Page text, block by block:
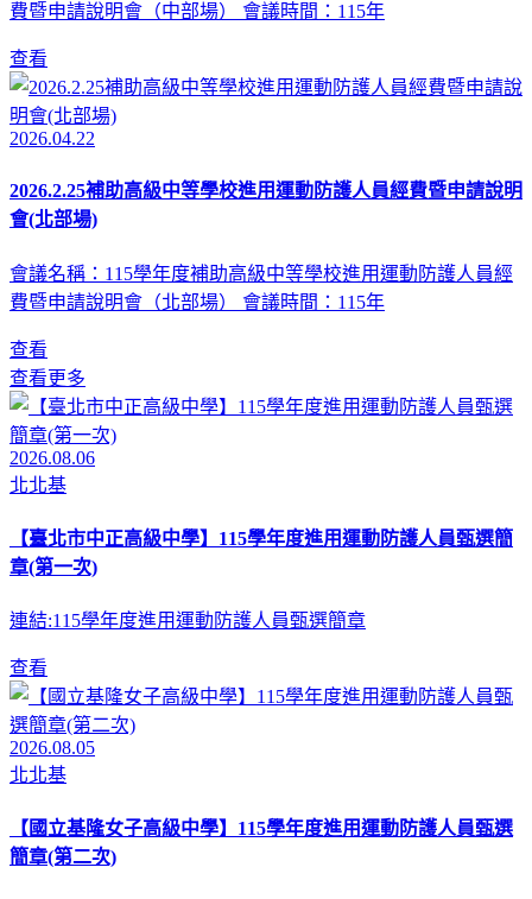
費暨申請說明會（中部場） 會議時間：115年
查看
2026.04.22
2026.2.25補助高級中等學校進用運動防護人員經費暨申請說明
會(北部場)
會議名稱：115學年度補助高級中等學校進用運動防護人員經
費暨申請說明會（北部場） 會議時間：115年
查看
查看更多
2026.08.06
北北基
【臺北市中正高級中學】115學年度進用運動防護人員甄選簡
章(第一次)
連結:115學年度進用運動防護人員甄選簡章
查看
2026.08.05
北北基
【國立基隆女子高級中學】115學年度進用運動防護人員甄選
簡章(第二次)